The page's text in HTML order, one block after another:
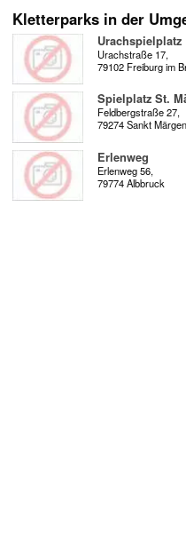
Kletterparks in der
Urachspielplatz
Urachstraße 17,
79102 Freiburg im
Spielplatz St.
Feldbergstraße 27,
79274 Sankt Märgen
Erlenweg
Erlenweg 56,
79774 Albbruck